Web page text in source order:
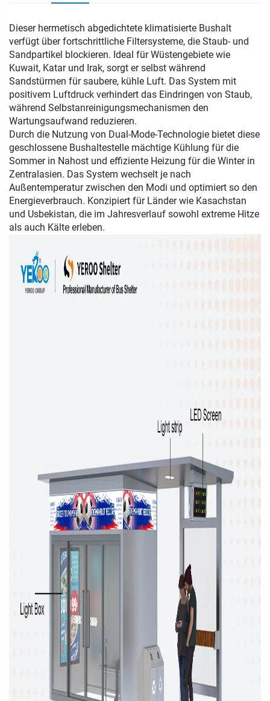
Dieser hermetisch abgedichtete klimatisierte Bushalt
verfügt über fortschrittliche Filtersysteme, die Staub- und
Sandpartikel blockieren. Ideal für Wüstengebiete wie
Kuwait, Katar und Irak, sorgt er selbst während
Sandstürmen für saubere, kühle Luft. Das System mit
positivem Luftdruck verhindert das Eindringen von Staub,
während Selbstanreinigungsmechanismen den
Wartungsaufwand reduzieren.
Durch die Nutzung von Dual-Mode-Technologie bietet diese
geschlossene Bushaltestelle mächtige Kühlung für die
Sommer in Nahost und effiziente Heizung für die Winter in
Zentralasien. Das System wechselt je nach
Außentemperatur zwischen den Modi und optimiert so den
Energieverbrauch. Konzipiert für Länder wie Kasachstan
und Usbekistan, die im Jahresverlauf sowohl extreme Hitze
als auch Kälte erleben.